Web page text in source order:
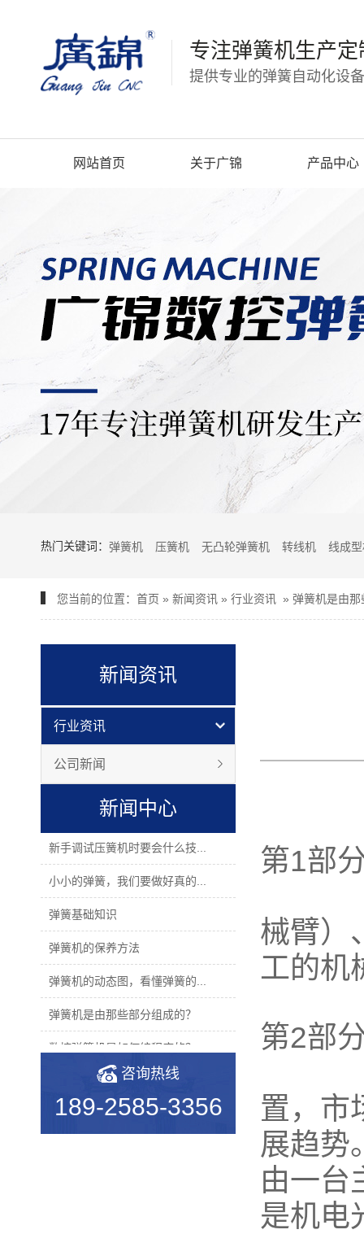
专注弹簧机生产定
提供专业的弹簧自动化设
网站首页 关于广锦 产品中心
热门关键词： 弹簧机 压簧机 无凸轮弹簧机 转线机 线成
您当前的位置： 首页 » 新闻资讯 » 行业资讯 » 弹簧机是由
新闻资讯
行业资讯
公司新闻
新闻中心
新手调试压簧机时要会什么技...
小小的弹簧，我们要做好真的...
弹簧基础知识
弹簧机的保养方法
弹簧机的动态图，看懂弹簧的...
弹簧机是由那些部分组成的？
数控弹簧机是如何编程序的？
2019年度无凸轮弹簧机十大品...
机械行业的宠儿——弹簧机
咨询热线
189-2585-3356
第1部
械臂）
工的机
第2部
置，市
展趋势
由一台
是机电